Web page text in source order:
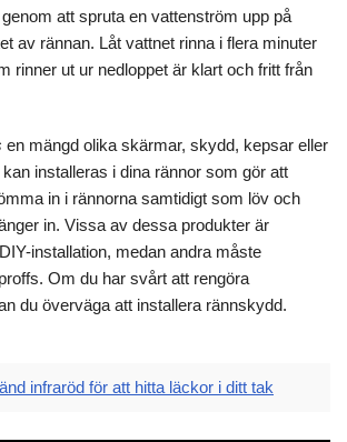
att spruta en vattenström upp på
av rännan. Låt vattnet rinna i flera minuter
rinner ut ur nedloppet är klart och fritt från
en mängd olika skärmar, skydd, kepsar eller
installeras i dina rännor som gör att
in i rännorna samtidigt som löv och
in. Vissa av dessa produkter är
installation, medan andra måste
Om du har svårt att rengöra
du överväga att installera rännskydd.
infraröd för att hitta läckor i ditt tak